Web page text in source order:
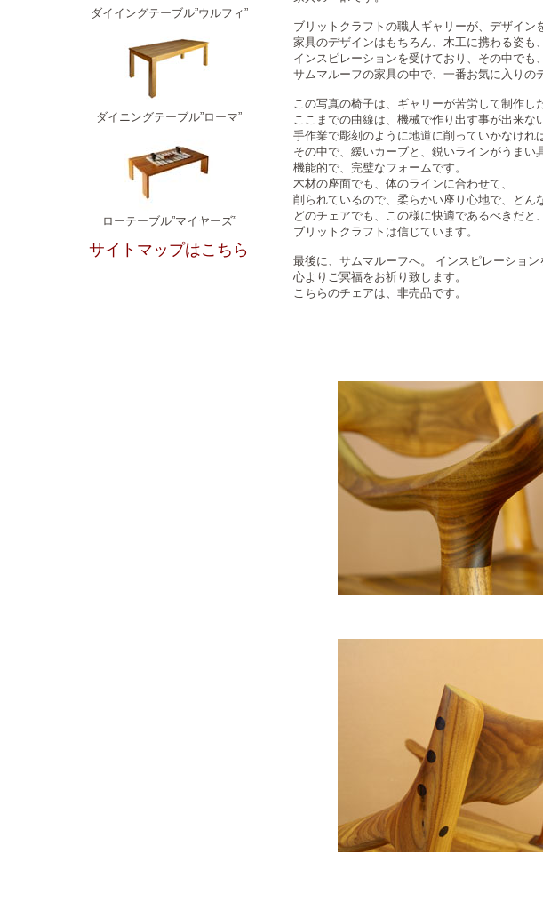
ダイイングテーブル”ウルフィ”
ダイニングテーブル”ローマ”
ローテーブル”マイヤーズ”
サイトマップはこちら
ブリットクラフトの職人ギャリーが、デザイン
家具のデザインはもちろん、木工に携わる姿
インスピレーションを受けており、その中でも
サムマルーフの家具の中で、一番お気に入りの
この写真の椅子は、ギャリーが苦労して制作し
ここまでの曲線は、機械で作り出す事が出来な
手作業で彫刻のように地道に削っていかなけれ
その中で、緩いカーブと、鋭いラインがうまい
機能的で、完璧なフォームです。
木材の座面でも、体のラインに合わせて、
削られているので、柔らかい座り心地で、どん
どのチェアでも、この様に快適であるべきだと、
ブリットクラフトは信じています。
最後に、サムマルーフへ。 インスピレーション
心よりご冥福をお祈り致します。
こちらのチェアは、非売品です。